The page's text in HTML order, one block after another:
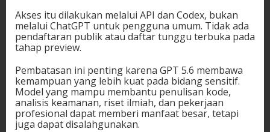
Akses itu dilakukan melalui API dan Codex, bukan
melalui ChatGPT untuk pengguna umum. Tidak ada
pendaftaran publik atau daftar tunggu terbuka pada
tahap preview.
Pembatasan ini penting karena GPT 5.6 membawa
kemampuan yang lebih kuat pada bidang sensitif.
Model yang mampu membantu penulisan kode,
analisis keamanan, riset ilmiah, dan pekerjaan
profesional dapat memberi manfaat besar, tetapi
juga dapat disalahgunakan.